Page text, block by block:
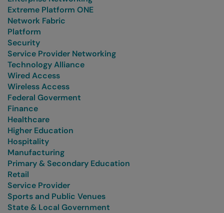
Extreme Platform ONE
Network Fabric
Platform
Security
Service Provider Networking
Technology Alliance
Wired Access
Wireless Access
Federal Goverment
Finance
Healthcare
Higher Education
Hospitality
Manufacturing
Primary & Secondary Education
Retail
Service Provider
Sports and Public Venues
State & Local Government